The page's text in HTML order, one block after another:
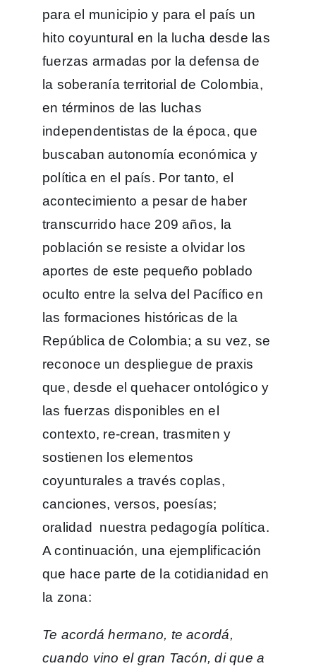
para el municipio y para el país un
hito coyuntural en la lucha desde las
fuerzas armadas por la defensa de
la soberanía territorial de Colombia,
en términos de las luchas
independentistas de la época, que
buscaban autonomía económica y
política en el país. Por tanto, el
acontecimiento a pesar de haber
transcurrido hace 209 años, la
población se resiste a olvidar los
aportes de este pequeño poblado
oculto entre la selva del Pacífico en
las formaciones históricas de la
República de Colombia; a su vez, se
reconoce un despliegue de praxis
que, desde el quehacer ontológico y
las fuerzas disponibles en el
contexto, re-crean, trasmiten y
sostienen los elementos
coyunturales a través coplas,
canciones, versos, poesías;
oralidad nuestra pedagogía política.
A continuación, una ejemplificación
que hace parte de la cotidianidad en
la zona:
Te acordá hermano, te acordá,
cuando vino el gran Tacón, di que a